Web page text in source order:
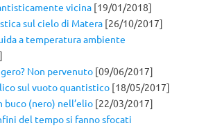
vicina [19/01/2018]
sul cielo di Matera [26/10/2017]
a temperatura ambiente
Non pervenuto [09/06/2017]
sul vuoto quantistico [18/05/2017]
buco (nero) nell’elio [22/03/2017]
del tempo si fanno sfocati